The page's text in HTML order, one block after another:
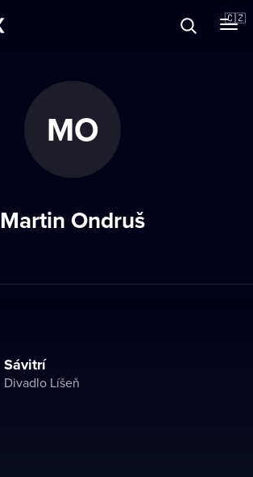
🇨🇿
MO
Martin Ondruš
Sávitrí
Divadlo Líšeň